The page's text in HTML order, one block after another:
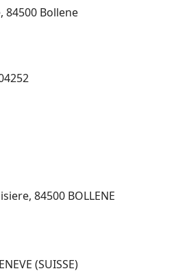
84500 Bollene
84500 BOLLENE
(SUISSE)